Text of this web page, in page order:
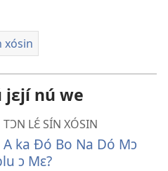
xósin
jɛjí nú we
LƐ́ SÍN XÓSIN
ka Ðó Bo Na Dó Mɔ
ɔ Mɛ?